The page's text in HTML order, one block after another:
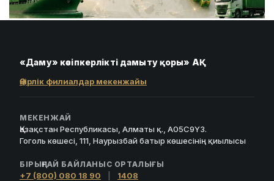
«Даму» кәсіпкерлікті дамыту қоры» АҚ
Өңірлік филиалдар мекенжайы
МЕКЕНЖАЙ
Қазақстан Республикасы, Алматы қ., A05C9Y3.
Гоголь көшесі, 111, Наурызбай батыр көшесінің қиылысы
БІРЫҢҒАЙ БАЙЛАНЫС ОРТАЛЫҒЫ
+7 (800) 080 18 90 1408